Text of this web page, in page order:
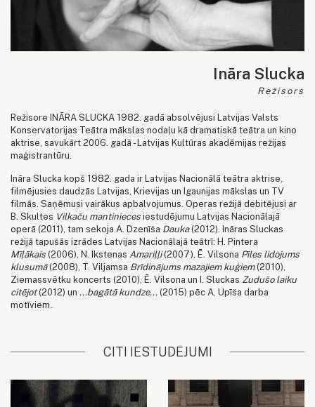
Ināra Slucka
Režisors
Režisore INĀRA SLUCKA 1982. gadā absolvējusi Latvijas Valsts
Konservatorijas Teātra mākslas nodaļu kā dramatiskā teātra un kino
aktrise, savukārt 2006. gadā - Latvijas Kultūras akadēmijas režijas
maģistrantūru.
Ināra Slucka kopš 1982. gada ir Latvijas Nacionālā teātra aktrise
filmējusies daudzās Latvijas, Krievijas un Igaunijas mākslas un TV
filmās. Saņēmusi vairākus apbalvojumus. Operas režijā debitējusi ar
B. Skultes Vilkaču mantinieces iestudējumu Latvijas Nacionālajā
operā (2011), tam sekoja A. Dzenīša Dauka(2012). Ināras Sluckas
režijā tapušās izrādes Latvijas Nacionālajā teātrī: H. Pintera
Mīļākais (2006), N. Ikstenas Amariļļi(2007), Ē. Vilsona Pīles lidojums
klusumā (2008), T. Viljamsa Brīdinājums mazajiem kuģiem(2010),
Ziemassvētku koncerts (2010), Ē. Vilsona un I. Sluckas Zudušo laiku
citējot(2012) un ...bagātā kundze... (2015) pēc A. Upīša darba
motīviem.
CITI IESTUDĒJUMI